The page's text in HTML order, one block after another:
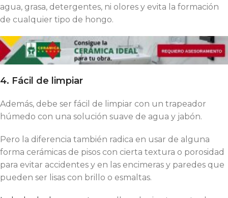
agua, grasa, detergentes, ni olores y evita la formación
de cualquier tipo de hongo.
4. Fácil de limpiar
Además, debe ser fácil de limpiar con un trapeador
húmedo con una solución suave de agua y jabón.
Pero la diferencia también radica en usar de alguna
forma cerámicas de pisos con cierta textura o porosidad
para evitar accidentes y en las encimeras y paredes que
pueden ser lisas con brillo o esmaltas.